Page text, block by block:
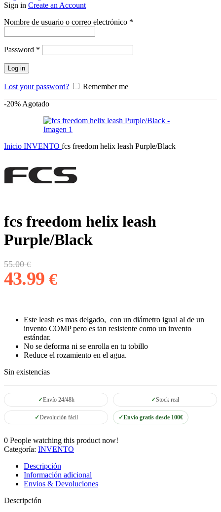
Sign in Create an Account
Nombre de usuario o correo electrónico *
Password *
Log in
Lost your password? Remember me
-20% Agotado
Inicio INVENTO fcs freedom helix leash Purple/Black
fcs freedom helix leash
Purple/Black
55.00€
El
precio
original
43.99€
El
precio
actual
Este leash es mas delgado, con un diámetro igual al de un
invento COMP pero es tan resistente como un invento
estándar.
No se deforma ni se enrolla en tu tobillo
Reduce el rozamiento en el agua.
Sin existencias
Envío 24/48h Stock real
Devolución fácil Envío gratis desde 100€
0 People watching this product now!
Categoría: INVENTO
Descripción
Información adicional
Envios & Devoluciones
Descripción